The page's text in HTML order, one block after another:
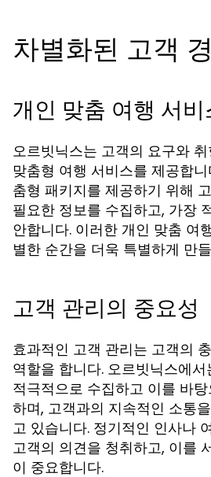
차별화된 고객
개인 맞춤 여행 서비
오르빗닉스는 고객의 요구와
맞춤형 여행 서비스를 제공합
춤형 패키지를 제공하기 위해
필요한 정보를 수집하고, 가장
안합니다. 이러한 개인 맞춤 여
별한 순간을 더욱 특별하게 만
고객 관리의 중요성
효과적인 고객 관리는 고객의
역할을 합니다. 오르빗닉스에
적극적으로 수집하고 이를 바
하며, 고객과의 지속적인 소통
고 있습니다. 정기적인 인사나
고객의 의견을 청취하고, 이를
이 중요합니다.